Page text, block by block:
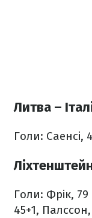
Литва –
Голи: Саенсі,
Голи: Фрік,
45+1,